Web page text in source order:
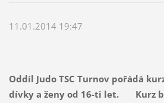
11.01.2014 19:47
Oddíl Judo TSC Turnov pořádá
dívky a ženy od 16-ti let. Kurz